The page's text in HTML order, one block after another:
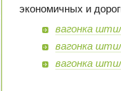
экономичных и
вагонка
вагонка
вагонка